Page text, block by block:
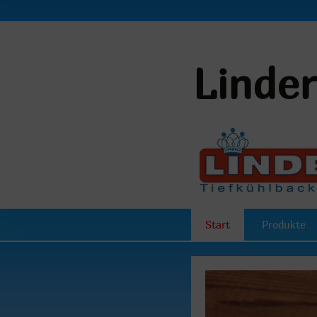
Start Produkte